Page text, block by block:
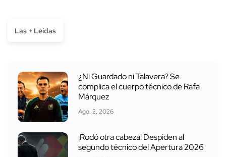
Las + Leídas
¿Ni Guardado ni Talavera? Se
complica el cuerpo técnico de Rafa
Márquez
Ago. 2, 2026
¡Rodó otra cabeza! Despiden al
segundo técnico del Apertura 2026